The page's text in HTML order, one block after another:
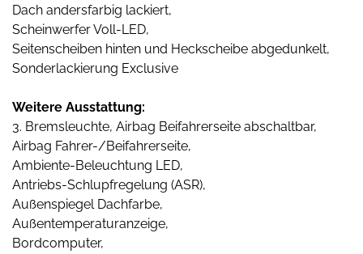
Dach andersfarbig lackiert,
Scheinwerfer Voll-LED,
Seitenscheiben hinten und Heckscheibe abgedunkelt,
Sonderlackierung Exclusive
Weitere Ausstattung:
3. Bremsleuchte, Airbag Beifahrerseite abschaltbar,
Airbag Fahrer-/Beifahrerseite,
Ambiente-Beleuchtung LED,
Antriebs-Schlupfregelung (ASR),
Außenspiegel Dachfarbe,
Außentemperaturanzeige,
Bordcomputer,